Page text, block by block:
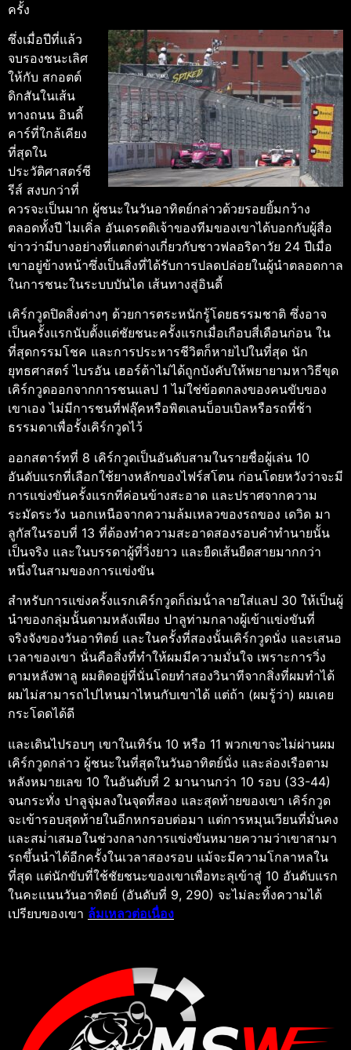
ครั้ง
ซึ่งเมื่อปีที่แล้ว
จบรองชนะเลิศ
ให้กับ สกอตต์
ดิกสันในเส้น
ทางถนน อินดี้
คาร์ที่ใกล้เคียง
ที่สุดใน
ประวัติศาสตร์ซี
รีส์ สงบกว่าที่
ควรจะเป็นมาก ผู้ชนะในวันอาทิตย์กล่าวด้วยรอยยิ้มกว้าง
ตลอดทั้งปี ไมเคิ่ล อันเดรตติเจ้าของทีมของเขาได้บอกกับผู้สื่อ
ข่าวว่ามีบางอย่างที่แตกต่างเกี่ยวกับชาวฟลอริดาวัย 24 ปีเมื่อ
เขาอยู่ข้างหน้าซึ่งเป็นสิ่งที่ได้รับการปลดปล่อยในผู้นําตลอดกาล
ในการชนะในระบบบันได เส้นทางสู่อินดี้
เคิร์กวูดปิดสิ่งต่างๆ ด้วยการตระหนักรู้โดยธรรมชาติ ซึ่งอาจ
เป็นครั้งแรกนับตั้งแต่ชัยชนะครั้งแรกเมื่อเกือบสี่เดือนก่อน ใน
ที่สุดกรรมโชค และการประหารชีวิตก็หายไปในที่สุด นัก
ยุทธศาสตร์ ไบรอัน เฮอร์ต้าไม่ได้ถูกบังคับให้พยายามหาวิธีขุด
เคิร์กวูดออกจากการชนแลป 1 ไม่ใช่ข้อตกลงของคนขับของ
เขาเอง ไม่มีการชนที่ฟลุ๊คหรือพิตเลนบ็อบเบิลหรือรถที่ช้า
ธรรมดาเพื่อรั้งเคิร์กวูดไว้
ออกสตาร์ทที่ 8 เคิร์กวูดเป็นอันดับสามในรายชื่อผู้เล่น 10
อันดับแรกที่เลือกใช้ยางหลักของไฟร์สโตน ก่อนโดยหวังว่าจะมี
การแข่งขันครั้งแรกที่ค่อนข้างสะอาด และปราศจากความ
ระมัดระวัง นอกเหนือจากความล้มเหลวของรถของ เดวิด มา
ลูกัสในรอบที่ 13 ที่ต้องทําความสะอาดสองรอบคําทํานายนั้น
เป็นจริง และในบรรดาผู้ที่วิ่งยาว และยืดเส้นยืดสายมากกว่า
หนึ่งในสามของการแข่งขัน
สําหรับการแข่งครั้งแรกเคิร์กวูดก็ถ่มน้ําลายใส่แลป 30 ให้เป็นผู้
นําของกลุ่มนั้นตามหลังเพียง ปาลูท่ามกลางผู้เข้าแข่งขันที่
จริงจังของวันอาทิตย์ และในครั้งที่สองนั้นเคิร์กวูดนั่ง และเสนอ
เวลาของเขา นั่นคือสิ่งที่ทําให้ผมมีความมั่นใจ เพราะการวิ่ง
ตามหลังพาลู ผมติดอยู่ที่นั่นโดยทําสองวินาทีจากสิ่งที่ผมทําได้
ผมไม่สามารถไปไหนมาไหนกับเขาได้ แต่ถ้า (ผมรู้ว่า) ผมเคย
กระโดดได้ดี
และเดินไปรอบๆ เขาในเทิร์น 10 หรือ 11 พวกเขาจะไม่ผ่านผม
เคิร์กวูดกล่าว ผู้ชนะในที่สุดในวันอาทิตย์นั่ง และล่องเรือตาม
หลังหมายเลข 10 ในอันดับที่ 2 มานานกว่า 10 รอบ (33-44)
จนกระทั่ง ปาลูจุ่มลงในจุดที่สอง และสุดท้ายของเขา เคิร์กวูด
จะเข้ารอบสุดท้ายในอีกหกรอบต่อมา แต่การหมุนเวียนที่มั่นคง
และสม่ําเสมอในช่วงกลางการแข่งขันหมายความว่าเขาสามา
รถขึ้นนําได้อีกครั้งในเวลาสองรอบ แม้จะมีความโกลาหลใน
ที่สุด แต่นักขับที่ใช้ชัยชนะของเขาเพื่อทะลุเข้าสู่ 10 อันดับแรก
ในคะแนนวันอาทิตย์ (อันดับที่ 9, 290) จะไม่ละทิ้งความได้
เปรียบของเขา ล้มเหลวต่อเนื่อง